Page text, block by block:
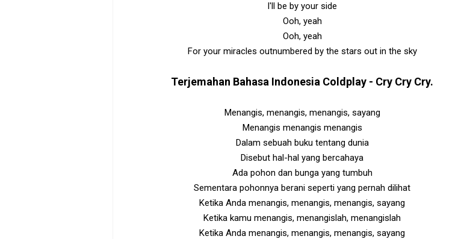
I'll be by your side
Ooh, yeah
Ooh, yeah
For your miracles outnumbered by the stars out in the sky
Terjemahan Bahasa Indonesia Coldplay - Cry Cry Cry.
Menangis, menangis, menangis, sayang
Menangis menangis menangis
Dalam sebuah buku tentang dunia
Disebut hal-hal yang bercahaya
Ada pohon dan bunga yang tumbuh
Sementara pohonnya berani seperti yang pernah dilihat
Ketika Anda menangis, menangis, menangis, sayang
Ketika kamu menangis, menangislah, menangislah
Ketika Anda menangis, menangis, menangis, sayang